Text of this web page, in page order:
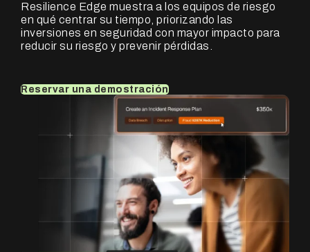
Resilience Edge muestra a los equipos de riesgo
en qué centrar su tiempo, priorizando las
inversiones en seguridad con mayor impacto para
reducir su riesgo y prevenir pérdidas.
Reservar una demostración